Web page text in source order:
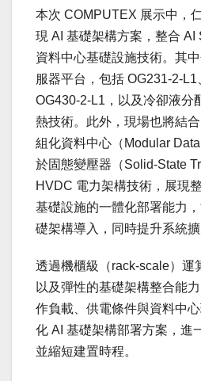
本次 COMPUTEX 展示中，
現 AI 基礎架構方案，整合 AI
資料中心基礎設施技術。其
服器平台，包括 OG231-2-
OG430-2-L1，以及冷卻液分
熱技術。此外，現場也將結
組化資料中心（Modular
於固態變壓器（Solid-State
HVDC 電力架構技術，展現
基礎設施的一體化部署能力
礎架構導入，同時提升系統擴
透過機櫃級（rack-scale）運
以及彈性的基礎架構整合能
作負載、供電條件與資料中
化 AI 基礎架構部署方案，進
並縮短建置時程。